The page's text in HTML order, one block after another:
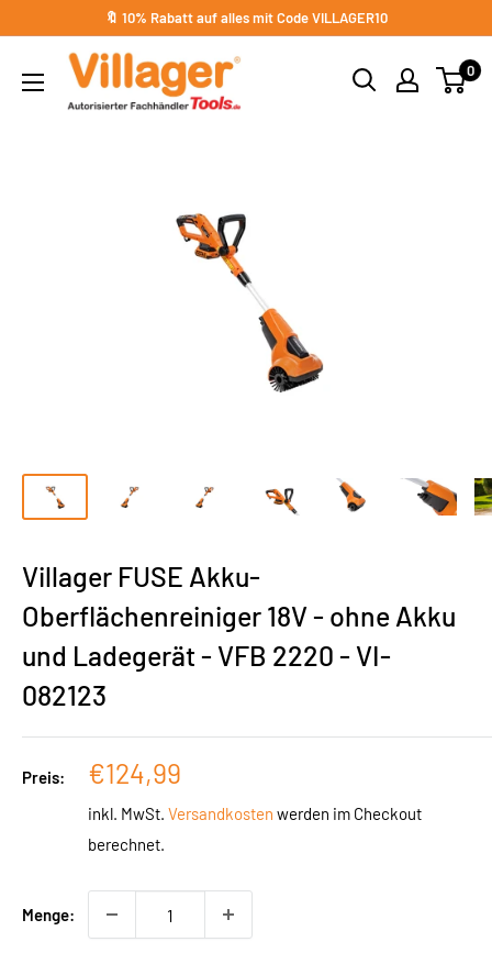
Inhalt
🔖 10% Rabatt auf alles mit Code VILLAGER10
Villager 0
Villager FUSE Akku-
Oberflächenreiniger 18V - ohne Akku
und Ladegerät - VFB 2220 - VI-
082123
Preis: Sonderpreis
€124,99
inkl. MwSt. Versandkosten werden im Checkout
berechnet.
Menge: